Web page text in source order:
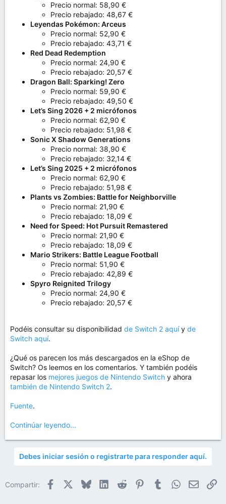
Precio normal: 58,90 €
Precio rebajado: 48,67 €
Leyendas Pokémon: Arceus
Precio normal: 52,90 €
Precio rebajado: 43,71 €
Red Dead Redemption
Precio normal: 24,90 €
Precio rebajado: 20,57 €
Dragon Ball: Sparking! Zero
Precio normal: 59,90 €
Precio rebajado: 49,50 €
Let’s Sing 2026 + 2 micrófonos
Precio normal: 62,90 €
Precio rebajado: 51,98 €
Sonic X Shadow Generations
Precio normal: 38,90 €
Precio rebajado: 32,14 €
Let’s Sing 2025 + 2 micrófonos
Precio normal: 62,90 €
Precio rebajado: 51,98 €
Plants vs Zombies: Battle for Neighborville
Precio normal: 21,90 €
Precio rebajado: 18,09 €
Need for Speed: Hot Pursuit Remastered
Precio normal: 21,90 €
Precio rebajado: 18,09 €
Mario Strikers: Battle League Football
Precio normal: 51,90 €
Precio rebajado: 42,89 €
Spyro Reignited Trilogy
Precio normal: 24,90 €
Precio rebajado: 20,57 €
Podéis consultar su disponibilidad de Switch 2 aquíy de
Switch aquí.
¿Qué os parecen los más descargados en la eShop de
Switch? Os leemos en los comentarios. Y también podéis
repasar los mejores juegos de Nintendo Switch y ahora
también de Nintendo Switch 2.
Fuente.
Continúar leyendo...
Debes iniciar sesión o registrarte para responder aquí.
Compartir: Facebook BlueskyLinkedIn
Reddit PinterestTumblrWhatsApp
Email